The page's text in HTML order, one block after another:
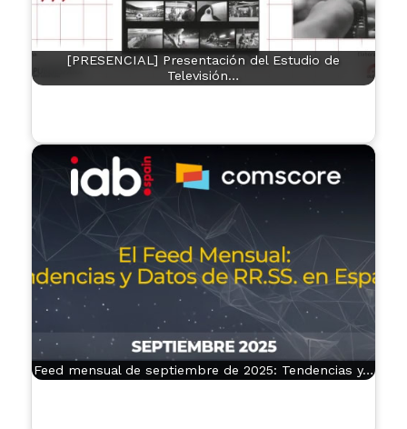
[PRESENCIAL] Presentación del Estudio de
Televisión…
Feed mensual de septiembre de 2025: Tendencias y…